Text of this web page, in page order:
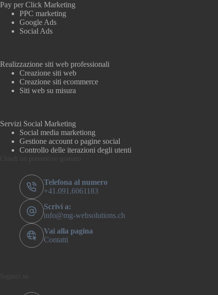
Pay per Click Marketing
PPC marketing
Google Ads
Social Ads
Realizzazione siti web professionali
Creazione siti web
Creazione siti ecommerce
Siti web su misura
Servizi Social Marketing
Social media marketiong
Gestione account o pagine social
Controllo delle iterazioni degli utenti
Chiedi un preventivo gratuito
Telefona al numero
+41.091.6061183
Scrivi a:
info@mg-websolutions.ch
Vai alla pagina
Contatti
Seguici su